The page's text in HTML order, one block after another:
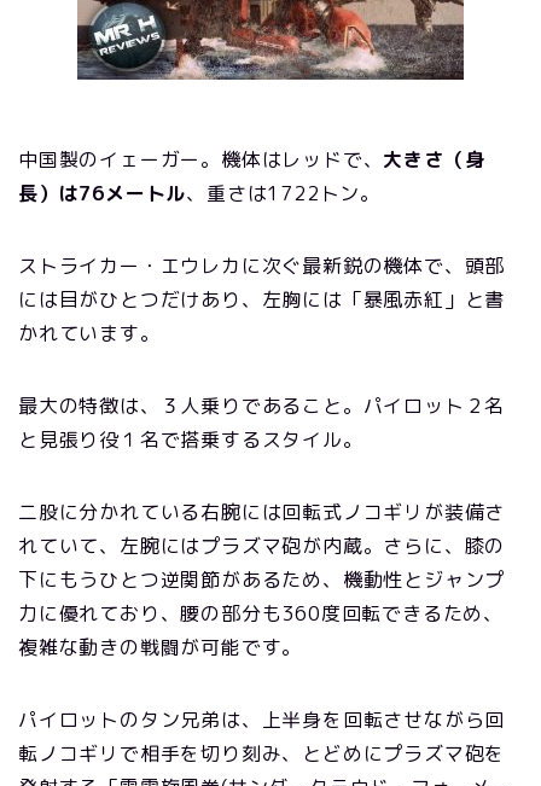
中国製のイェーガー。機体はレッドで、 大きさ（身
長）は76メートル、重さは1722トン。
ストライカー・エウレカに次ぐ最新鋭の機体で、頭部
には目がひとつだけあり、左胸には「暴風赤紅」と書
かれています。
最大の特徴は、３人乗りであること。パイロット２名
と見張り役１名で搭乗するスタイル。
二股に分かれている右腕には回転式ノコギリが装備さ
れていて、左腕にはプラズマ砲が内蔵。さらに、膝の
下にもうひとつ逆関節があるため、機動性とジャンプ
力に優れており、腰の部分も360度回転できるため、
複雑な動きの戦闘が可能です。
パイロットのタン兄弟は、上半身を回転させながら回
転ノコギリで相手を切り刻み、とどめにプラズマ砲を